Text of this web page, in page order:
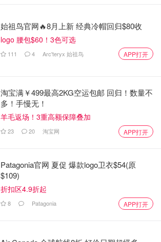
始祖鸟官网🔥8月上新 经典冷帽回归$80收
logo 腰包$60！3色可选
111 4 Arc'teryx 始祖鸟 APP打开
淘宝满￥499最高2KG空运包邮 回归！数量不
多！手慢无！
羊毛返场！3重高额保障叠加
23 20 淘宝网 APP打开
Patagonia官网 夏促 爆款logo卫衣$54(原
$109)
折扣区4.9折起
8 Patagonia APP打开